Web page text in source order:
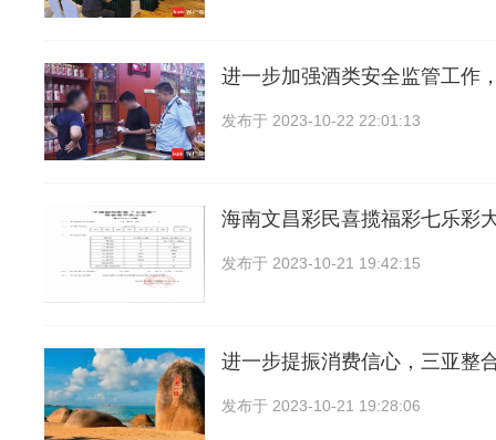
进一步加强酒类安全监管工作
发布于 2023-10-22 22:01:13
海南文昌彩民喜揽福彩七乐彩
发布于 2023-10-21 19:42:15
进一步提振消费信心，三亚整
发布于 2023-10-21 19:28:06